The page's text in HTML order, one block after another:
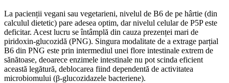
​La pacienții vegani sau vegetarieni, nivelul de B6 de pe hârtie (din
calculul dietetic) pare adesea optim, dar nivelul celular de P5P este
deficitar. Acest lucru se întâmplă din cauza prezenței mari de
piridoxin-glucozidă (PNG). Singura modalitate de a extrage parțial
B6 din PNG este prin intermediul unei flore intestinale extrem de
sănătoase, deoarece enzimele intestinale nu pot scinda eficient
această legătură, deblocarea fiind dependentă de activitatea
microbiomului (β-glucozidazele bacteriene).